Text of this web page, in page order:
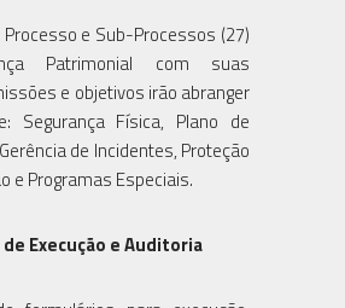
e Sub-Processos (27)
Patrimonial com suas
e objetivos irão abranger
Segurança Física, Plano de
de Incidentes, Proteção
e Programas Especiais.
Execução e Auditoria